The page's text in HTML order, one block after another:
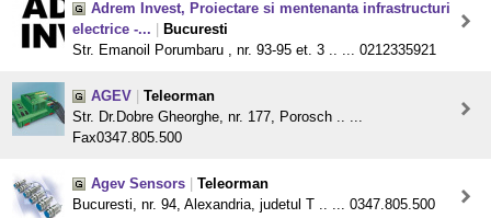
Adrem Invest, Proiectare si mentenanta infrastructuri
electrice -...
Bucuresti
Str. Emanoil Porumbaru , nr. 93-95 et. 3 .. ... 0212335921
AGEV
Teleorman
Str. Dr.Dobre Gheorghe, nr. 177, Porosch .. ...
Fax0347.805.500
Agev Sensors
Teleorman
Bucuresti, nr. 94, Alexandria, judetul T .. ... 0347.805.500